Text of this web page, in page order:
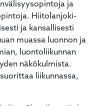
ja
Hiitolanjoki-
ja kansallisesti
muassa luonnon ja
luontoliikunnan
näkökulmista.
liikunnassa,